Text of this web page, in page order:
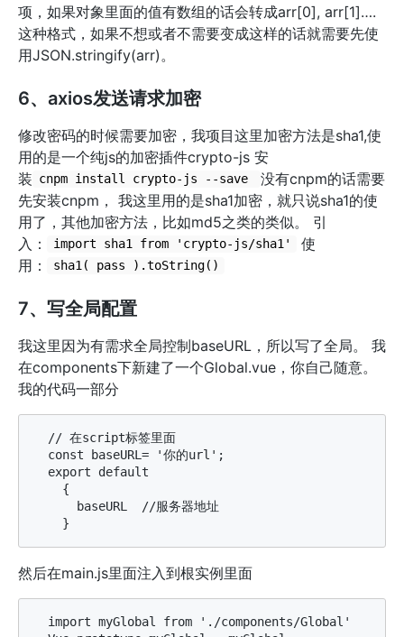
项，如果对象里面的值有数组的话会转成arr[0], arr[1]….
这种格式，如果不想或者不需要变成这样的话就需要先使
用JSON.stringify(arr)。
6、axios发送请求加密
修改密码的时候需要加密，我项目这里加密方法是sha1,使
用的是一个纯js的加密插件crypto-js 安
装 cnpm install crypto-js --save
没有cnpm的话需要
先安装cnpm， 我这里用的是sha1加密，就只说sha1的使
用了，其他加密方法，比如md5之类的类似。 引
入：
import sha1 from 'crypto-js/sha1'
使
用：
sha1( pass ).toString()
7、写全局配置
我这里因为有需求全局控制baseURL，所以写了全局。 我
在components下新建了一个Global.vue，你自己随意。
我的代码一部分
  // 在script标签里面
  const baseURL= '你的url';
  export default
    {
      baseURL  //服务器地址
然后在main.js里面注入到根实例里面
  import myGlobal from './components/Global'